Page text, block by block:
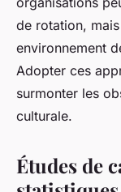
de rotation,
environnement
Adopter ces
surmonter les
culturale.
Études de